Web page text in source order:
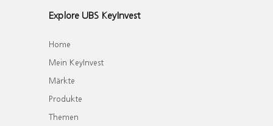
Explore UBS KeyInvest
Home
Mein KeyInvest
Märkte
Produkte
Themen